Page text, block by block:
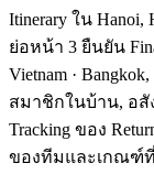
Itinerary ใน
ย่อหน้า 3 ยืนยัน
Vietnam ·
สมาชิกในบ้าน, อสั
Tracking ของ
ของทีมและเกณฑ์ที่